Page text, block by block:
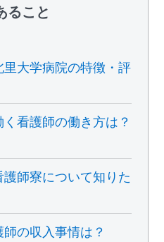
ること
大学病院の特徴・評
看護師の働き方は？
師寮について知りた
の収入事情は？